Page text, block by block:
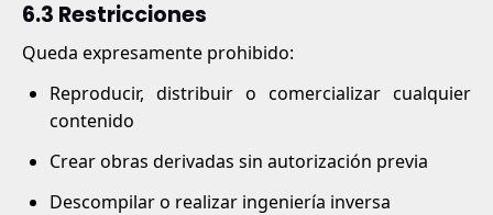
6.3 Restricciones
Queda expresamente prohibido:
Reproducir, distribuir o comercializar cualquier
contenido
Crear obras derivadas sin autorización previa
Descompilar o realizar ingeniería inversa